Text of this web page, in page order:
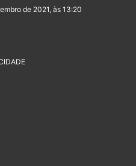
de 2021, às 13:20